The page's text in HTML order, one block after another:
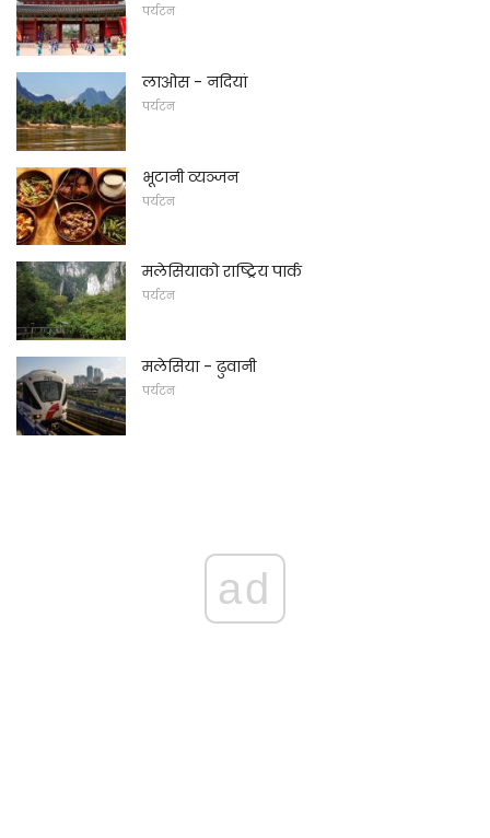
पर्यटन
लाओस - नदियां
पर्यटन
भूटानी व्यञ्जन
पर्यटन
मलेसियाको राष्ट्रिय पार्क
पर्यटन
मलेसिया - ढुवानी
पर्यटन
ad